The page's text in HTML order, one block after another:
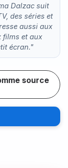
Dalzac suit
des séries et
aussi aux
films et aux
écran."
source